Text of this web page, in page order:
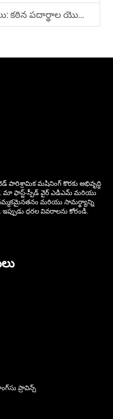
యొక్క మాచినింగ్‌లో ప్రయోజనాలు
పారిశ్రామిక మషినింగ్ కొరకు అభివృద్ధి
మా ఫాస్ట్-స్పీడ్ వైర్ ఎడిఎమ్ మరియు
నమ్మకమైనతనం మరియు సామర్థ్యాన్ని
ధరల వివరాలను కోరండి.
ప్రావిన్స్